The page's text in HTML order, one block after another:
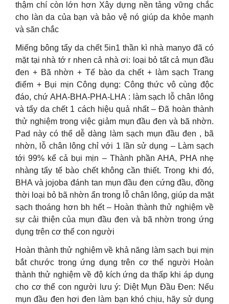
thậm chí còn lớn hơn Xây dựng nền tảng vững chắc
cho làn da của bạn và bảo vệ nó giúp da khỏe mạnh
và săn chắc
Miếng bông tẩy da chết 5in1 thần kì nhà manyo đã có
mặt tại nhà tớ r nhen cả nhà ơi: loại bỏ tất cả mụn đầu
đen + Bã nhờn + Tế bào da chết + làm sạch Trang
điểm + Bụi mịn Công dụng: Công thức vô cùng độc
đáo, chứ AHA-BHA-PHA-LHA : làm sạch lỗ chân lông
và tẩy da chết 1 cách hiệu quả nhất – Đã hoàn thành
thử nghiệm trong việc giảm mụn đầu đen và bã nhờn.
Pad này có thể dễ dàng làm sạch mụn đầu đen , bã
nhờn, lỗ chân lông chỉ với 1 lần sử dụng – Làm sạch
tới 99% kể cả bụi mịn – Thành phần AHA, PHA nhẹ
nhàng tẩy tế bào chết không cần thiết. Trong khi đó,
BHA và jojoba đánh tan mụn đầu đen cứng đầu, đồng
thời loại bỏ bã nhờn ẩn trong lỗ chân lông, giúp da mặt
sạch thoáng hơn bh hết – Hoàn thành thử nghiệm về
sự cải thiện của mụn đầu đen và bã nhờn trong ứng
dụng trên cơ thể con người
Hoàn thành thử nghiệm về khả năng làm sạch bụi mịn
bắt chước trong ứng dụng trên cơ thể người Hoàn
thành thử nghiệm về độ kích ứng da thấp khi áp dụng
cho cơ thể con người lưu ý: Diệt Mụn Đầu Đen: Nếu
mụn đầu đen hơi đen làm bạn khó chịu, hãy sử dụng